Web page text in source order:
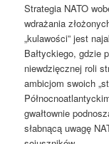
Strategia NATO
wdrażania
„kulawości” jest
Bałtyckiego, gdzie
niewdzięcznej roli
ambicjom swoich
gwałtownie
słabnącą uwagę